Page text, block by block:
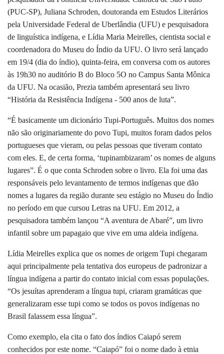
(PUC-SP), Juliana Schroden, doutoranda em Estudos Literários
pela Universidade Federal de Uberlândia (UFU) e pesquisadora
de linguística indígena, e Lídia Maria Meirelles, cientista social e
coordenadora do Museu do Índio da UFU. O livro será lançado
em 19/4 (dia do índio), quinta-feira, em conversa com os autores
às 19h30 no auditório B do Bloco 5O no Campus Santa Mônica
da UFU. Na ocasião, Prezia também apresentará seu livro
“História da Resistência Indígena - 500 anos de luta”.
“É basicamente um dicionário Tupi-Português. Muitos dos nomes
não são originariamente do povo Tupi, muitos foram dados pelos
portugueses que vieram, ou pelas pessoas que tiveram contato
com eles. E, de certa forma, ‘tupinambizaram’ os nomes de alguns
lugares”. É o que conta Schroden sobre o livro. Ela foi uma das
responsáveis pelo levantamento de termos indígenas que dão
nomes a lugares da região durante seu estágio no Museu do Índio
no período em que cursou Letras na UFU. Em 2012, a
pesquisadora também lançou “A aventura de Abaré”, um livro
infantil sobre um papagaio que vive em uma aldeia indígena.
Lídia Meirelles explica que os nomes de origem Tupi chegaram
aqui principalmente pela tentativa dos europeus de padronizar a
língua indígena a partir do contato inicial com essas populações.
“Os jesuítas aprenderam a língua tupi, criaram gramáticas que
generalizaram esse tupi como se todos os povos indígenas no
Brasil falassem essa língua”.
Como exemplo, ela cita o fato dos índios Caiapó serem
conhecidos por este nome. “Caiapó” foi o nome dado à etnia